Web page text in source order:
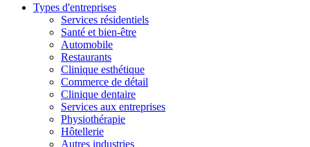
Types d'entreprises
Services résidentiels
Santé et bien-être
Automobile
Restaurants
Clinique esthétique
Commerce de détail
Clinique dentaire
Services aux entreprises
Physiothérapie
Hôtellerie
Autres industries